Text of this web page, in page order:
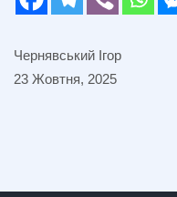
Чернявський Ігор
23 Жовтня, 2025